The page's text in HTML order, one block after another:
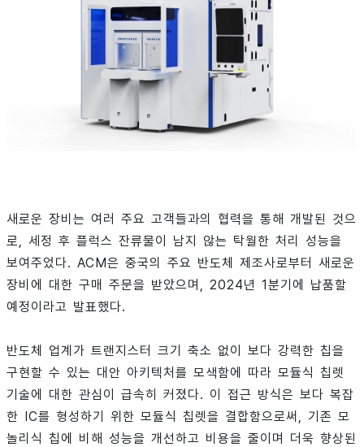
새로운 장비는 여러 주요 고객들과의 협력을 통해 개발된 것으
로, 세정 후 플럭스 잔류물이 남지 않는 탁월한 처리 성능을
보여주었다. ACM은 중국의 주요 반도체 제조사로부터 새로운
장비에 대한 구매 주문을 받았으며, 2024년 1분기에 납품할
예정이라고 발표했다.
반도체 업계가 트랜지스터 크기 축소 없이 보다 강력한 칩을
구현할 수 있는 대안 아키텍처를 모색함에 따라 모듈식 칩렛
기술에 대한 관심이 급속히 커졌다. 이 접근 방식은 보다 복잡
한 IC를 형성하기 위한 모듈식 칩렛을 결합함으로써, 기존 모
놀리식 칩에 비해 성능을 개선하고 비용을 줄이며 더욱 향상된